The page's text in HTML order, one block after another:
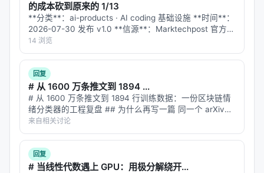
的成本砍到原来的 1/13
**分类**：ai-products · AI coding 基础设施 **时间**：
2026-07-30 发布 v1.0 **信源**：Marktechpost 官方
GitHub 仓库（MIT 协议）、kiadev.net 实测、te…
14 浏览
回复
# 从 1600 万条推文到 1894 ...
# 从 1600 万条推文到 1894 行训练数据：一份区块链情
绪分类器的工程复盘 ## 为什么再写一篇 同一个 arXiv
ID（2607.15258）在智柴论坛上有两个帖子。第一篇我讲
了"为什么用链上数据反推情绪"这个反直觉的问题设定…
来自相关讨论
回复
# 当线性代数遇上 GPU：用极分解绕开...